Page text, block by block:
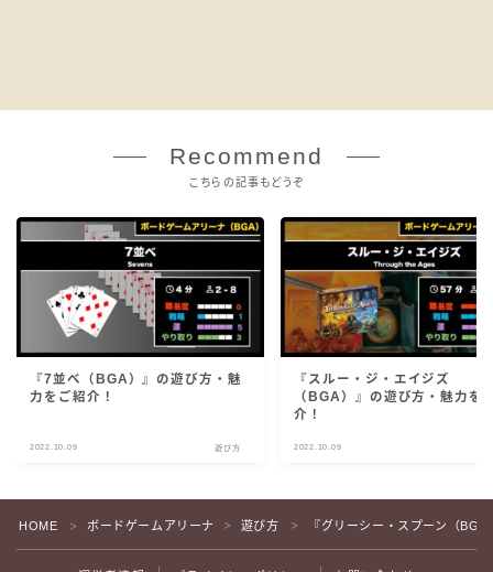
Recommend
こちらの記事もどうぞ
『7並べ（BGA）』の遊び方・魅
力をご紹介！
2022.10.09 遊び方
『スルー・ジ・エイジズ
（BGA）』の遊び方・魅力を
介！
2022.10.09
HOME ＞ ボードゲームアリーナ ＞ 遊び方 ＞ 『グリーシー・スプーン（